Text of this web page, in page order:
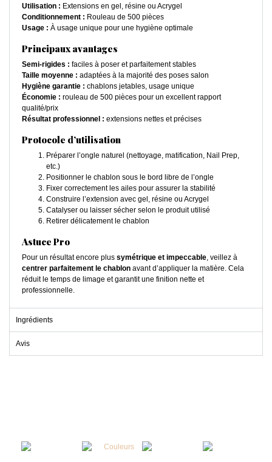
Utilisation : Extensions en gel, résine ou Acrygel
Conditionnement : Rouleau de 500 pièces
Usage : À usage unique pour une hygiène optimale
Principaux avantages
Semi-rigides : faciles à poser et parfaitement stables
Taille moyenne : adaptées à la majorité des poses salon
Hygiène garantie : chablons jetables, usage unique
Économie : rouleau de 500 pièces pour un excellent rapport
qualité/prix
Résultat professionnel : extensions nettes et précises
Protocole d’utilisation
Préparer l’ongle naturel (nettoyage, matification, Nail Prep,
etc.)
Positionner le chablon sous le bord libre de l’ongle
Fixer correctement les ailes pour assurer la stabilité
Construire l’extension avec gel, résine ou Acrygel
Catalyser ou laisser sécher selon le produit utilisé
Retirer délicatement le chablon
Astuce Pro
Pour un résultat encore plus symétrique et impeccable, veillez à
centrer parfaitement le chablon avant d’appliquer la matière. Cela
réduit le temps de limage et garantit une finition nette et
professionnelle.
Ingrédients
Avis